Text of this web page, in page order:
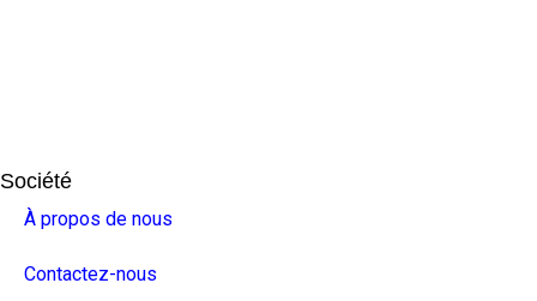
Société
À propos de nous
Contactez-nous